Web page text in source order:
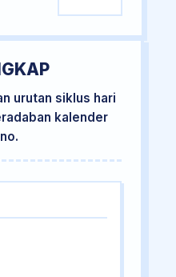
urutan siklus hari
kalender